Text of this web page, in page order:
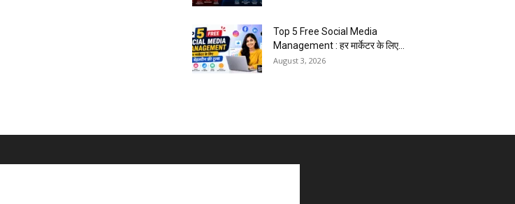
Top 5 Free Social Media
Management : हर मार्केटर के लिए...
August 3, 2026